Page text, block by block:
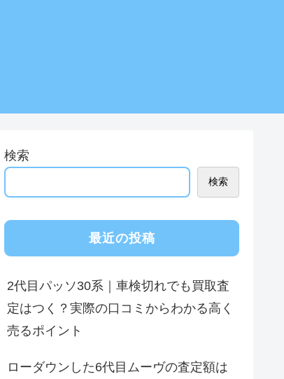
検索
検索
最近の投稿
2代目パッソ30系｜車検切れでも買取査
定はつく？実際の口コミからわかる高く
売るポイント
ローダウンした6代目ムーヴの査定額は